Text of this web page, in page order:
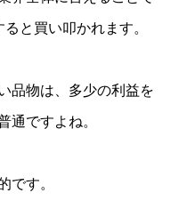
と買い叩かれます。
品物は、多少の利益を
通ですよね。
です。